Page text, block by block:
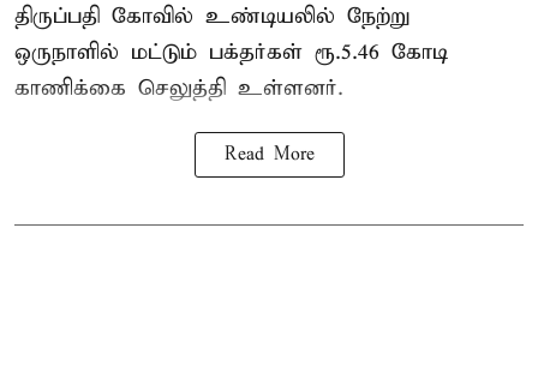
திருப்பதி கோவில் உண்டியலில் நேற்று
ஒருநாளில் மட்டும் பக்தர்கள் ரூ.5.46 கோடி
காணிக்கை செலுத்தி உள்ளனர்.
Read More